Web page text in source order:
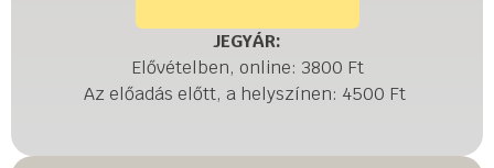
JEGYÁR:
Elővételben, online: 3800 Ft
Az előadás előtt, a helyszínen: 4500 Ft